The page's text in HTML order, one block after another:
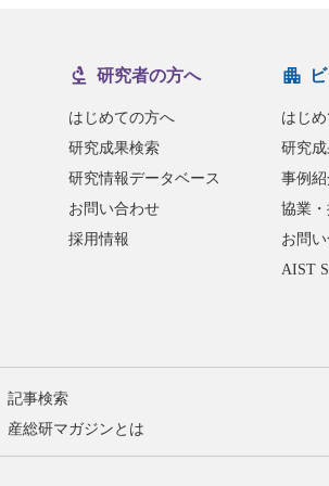
研究者の方へ
はじめての方へ
研究成果検索
研究情報データベース
お問い合わせ
採用情報
はじ
研究
事例紹
協業
お問
AIST
記事検索
産総研マガジンとは